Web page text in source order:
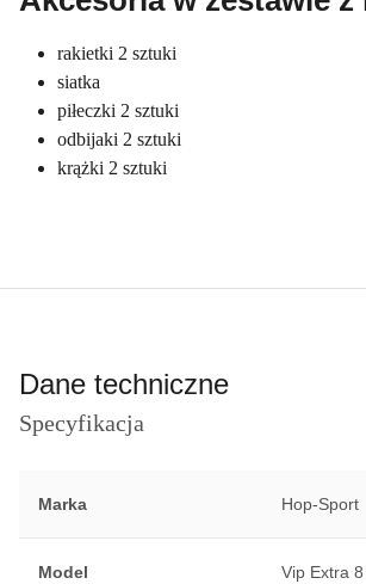
rakietki 2 sztuki
siatka
piłeczki 2 sztuki
odbijaki 2 sztuki
krążki 2 sztuki
Dane techniczne
Specyfikacja
Marka Hop-Sport
Model Vip Extra